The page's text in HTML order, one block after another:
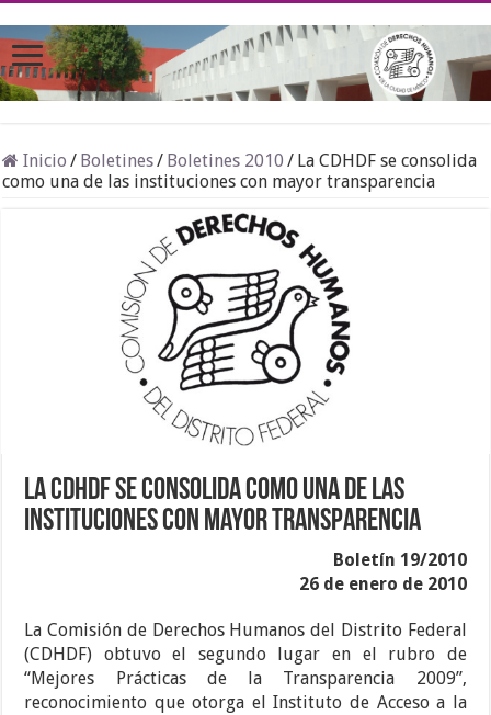
Inicio / Boletines/ Boletines 2010 / La CDHDF se consolida
como una de las instituciones con mayor transparencia
La CDHDF se consolida como una de las
instituciones con mayor transparencia
Boletín 19/2010
26 de enero de 2010
La Comisión de Derechos Humanos del Distrito Federal
(CDHDF) obtuvo el segundo lugar en el rubro de
“Mejores Prácticas de la Transparencia 2009”,
reconocimiento que otorga el Instituto de Acceso a la